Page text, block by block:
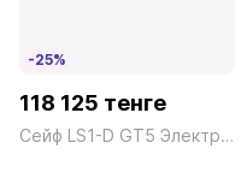
-25%
118 125 тенге
Сейф LS1-D GT5 Электронный Вишня President ш409*г350*в357 28кг